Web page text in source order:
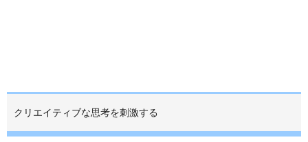
クリエイティブな思考を刺激する